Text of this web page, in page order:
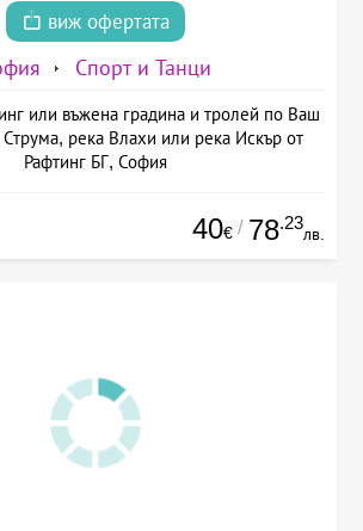
виж офертата
Спорт и Танци
или въжена градина и тролей по Ваш
река Влахи или река Искър от
Рафтинг БГ, София
40€ / 78.23
лв.